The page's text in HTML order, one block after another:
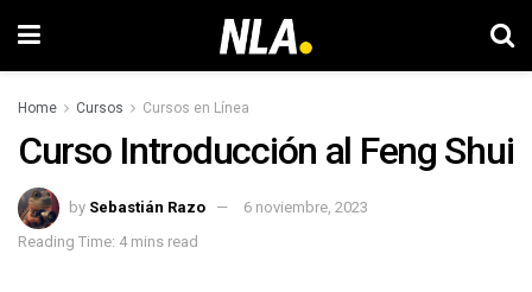
Home Cursos Cursos en Línea
Curso Introducción al Feng Shui
by Sebastián Razo
6 noviembre, 2023
Reading Time: 4 mins read